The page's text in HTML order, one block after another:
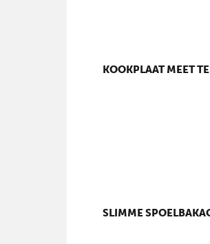
KOOKPLAAT MEET
SLIMME